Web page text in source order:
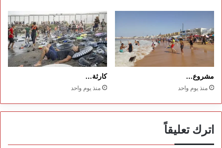
مشروع…
منذ يوم واحد
كارثة…
منذ يوم واحد
اترك تعليقاً